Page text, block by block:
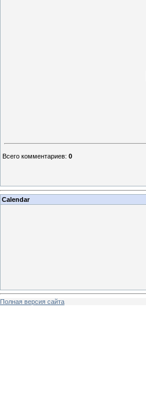
Всего комментариев: 0
Calendar
Полная версия сайта